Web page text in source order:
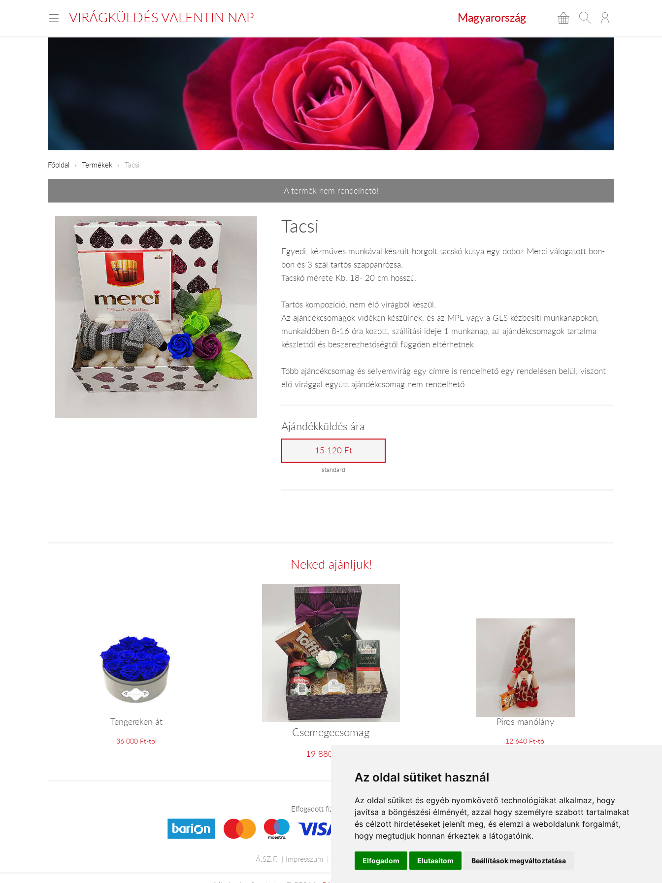
Az oldal sütiket használ
Az oldal sütiket és egyéb nyomkövető technológiákat alkalmaz, hogy
javítsa a böngészési élményét, azzal hogy személyre szabott tartalmakat
és célzott hirdetéseket jelenít meg, és elemzi a weboldalunk forgalmát,
hogy megtudjuk honnan érkeztek a látogatóink.
Elfogadom Elutasítom Beállítások megváltoztatása
VIRÁGKÜLDÉS VALENTIN NAP Magyarország
Főoldal Termékek Tacsi
A termék nem rendelhető!
Tacsi
Egyedi, kézműves munkával készült horgolt tacskó kutya egy doboz Merci válogatott bon-
bon és 3 szál tartós szappanrózsa.
Tacskó mérete Kb. 18- 20 cm hosszú.
Tartós kompozíció, nem élő virágból készül.
Az ajándékcsomagok vidéken készülnek, és az MPL vagy a GLS kézbesíti munkanapokon,
munkaidőben 8-16 óra között, szállítási ideje 1 munkanap, az ajándékcsomagok tartalma
készlettől és beszerezhetőségtől függően eltérhetnek.
Több ajándékcsomag és selyemvirág egy címre is rendelhető egy rendelésen belül, viszont
élő virággal együtt ajándékcsomag nem rendelhető.
Ajándékküldés ára
15 120 Ft
standard
Neked ajánljuk!
Tengereken át
36 000 Ft-tól
Csemegecsomag
19 880 Ft-tól
Piros manólány
12 640 Ft-tól
Elfogadott fizetési módok
Á.SZ.F. Impresszum Adatkezelési tájékoztató